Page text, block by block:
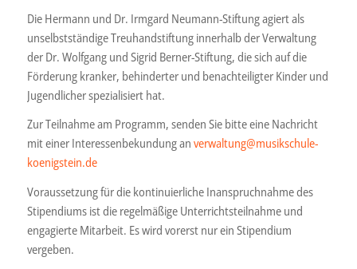
Die Hermann und Dr. Irmgard Neumann-Stiftung agiert als
unselbstständige Treuhandstiftung innerhalb der Verwaltung
der Dr. Wolfgang und Sigrid Berner-Stiftung, die sich auf die
Förderung kranker, behinderter und benachteiligter Kinder und
Jugendlicher spezialisiert hat.
Zur Teilnahme am Programm, senden Sie bitte eine Nachricht
mit einer Interessenbekundung an verwaltung@musikschule-
koenigstein.de
Voraussetzung für die kontinuierliche Inanspruchnahme des
Stipendiums ist die regelmäßige Unterrichtsteilnahme und
engagierte Mitarbeit. Es wird vorerst nur ein Stipendium
vergeben.